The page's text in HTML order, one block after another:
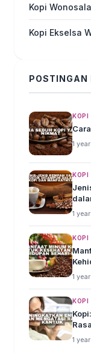
Kopi
Kopi Ekselsa
POSTINGAN
KOPI
1
KOPI
1
KOPI
1
KOPI
1